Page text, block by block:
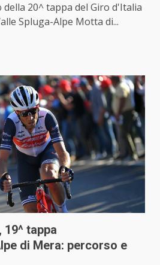
20^ tappa del Giro d'Italia
Spluga-Alpe Motta di...
19^ tappa
di Mera: percorso e